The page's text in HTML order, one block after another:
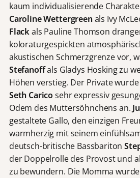
kaum individualisierende
Caroline Wettergreenals Ivy
Flackals Pauline Thomson
koloraturgespickten
akustischen Schmerzgrenze vor,
Stefanoffals Gladys Hosking zu
Höhen verstieg. Der Private
Seth Carico sehr expressiv
Odem des Muttersöhnchens an.
gestaltete Gallo, den einzigen
warmherzig mit seinem
deutsch-britische Bassbariton
der Doppelrolle des Provost und
zu bewundern. Die Momma